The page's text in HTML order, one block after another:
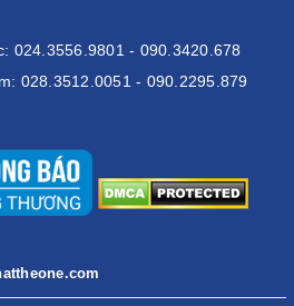
024.3556.9801 - 090.3420.678
028.3512.0051 - 090.2295.879